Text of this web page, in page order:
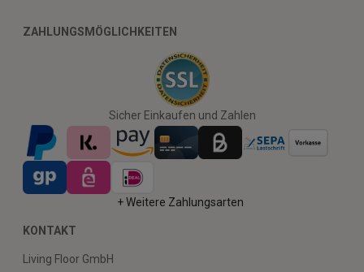
ZAHLUNGSMÖGLICHKEITEN
Sicher Einkaufen und Zahlen
+ Weitere Zahlungsarten
KONTAKT
Living Floor GmbH